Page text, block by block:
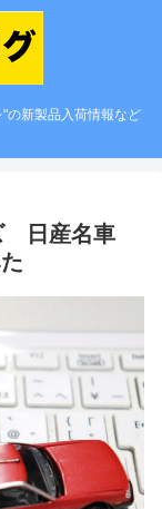
の新製品入荷情報など
日産名車